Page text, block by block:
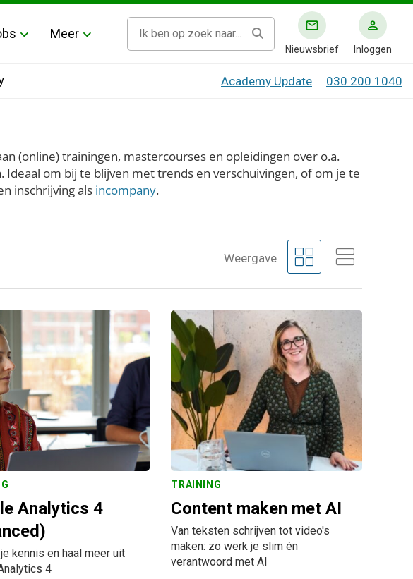
Meer
Nieuwsbrief Inloggen
Academy Update 030 200 1040
(online) trainingen, mastercourses en opleidingen over o.a.
Ideaal om bij te blijven met trends en verschuivingen, of om je te
inschrijving als incompany.
Weergave grid_view view_agenda
Analytics 4
kennis en haal meer uit
4
TRAINING
Content maken met AI
Van teksten schrijven tot video's
maken: zo werk je slim én
verantwoord met AI